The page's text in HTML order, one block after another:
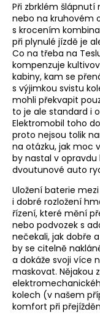
Při zbrklém šlápnutí
nebo na kruhovém
s krocením
při plynulé jízdě je
Co na třeba na
kompenzuje
kabiny, kam se
s výjimkou svistu
mohli překvapit
to je ale standard i
Elektromobil toho
proto nejsou tolik
na otázku, jak moc
by nastal v
dvoutunové auto
Uložení baterie
i dobré rozložení
řízení, které mění
nebo podvozek s
nečekali, jak dobře
by se citelně
a dokáže svoji více
maskovat. Nějakou
kolech (v našem
komfort při